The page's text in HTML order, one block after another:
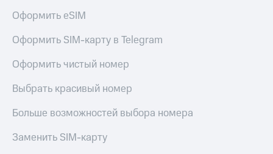
и
часы
трекеры
Умный
Планшеты
Оформить eSIM
Оформить SIM-карту в Telegram
Оформить чистый номер
Выбрать красивый номер
Больше возможностей выбора номера
Заменить SIM-карту